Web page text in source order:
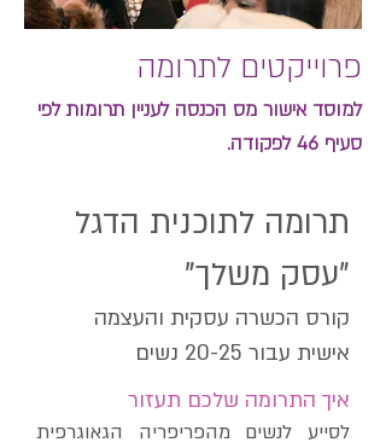
פרוייקטים לתרומה
למוסד אישור מס הכנסה לעניין תרומות לפי
סעיף 46 לפקודה.
תרומה לתוכנית הדגל
"עסק משלך"
קורס הכשרה עסקית והעצמה
אישית עבור 20-25 נשים
איך התרומה שלכם תעזור
לסייע לנשים מהפריפריה הגאוגרפית